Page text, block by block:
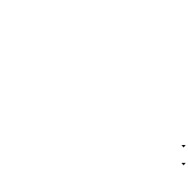
(короткие,
круглый, овальный,
стали (включая